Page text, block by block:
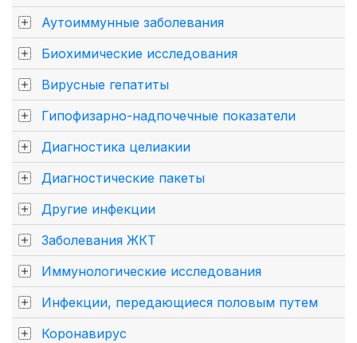
Аутоиммунные заболевания
Биохимические исследования
Вирусные гепатиты
Гипофизарно-надпочечные показатели
Диагностика целиакии
Диагностические пакеты
Другие инфекции
Заболевания ЖКТ
Иммунологические исследования
Инфекции, передающиеся половым путем
Коронавирус